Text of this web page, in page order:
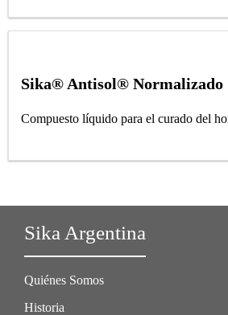
Sika® Antisol® Normalizado
Compuesto líquido para el curado del
Sika Argentina
Quiénes Somos
Historia